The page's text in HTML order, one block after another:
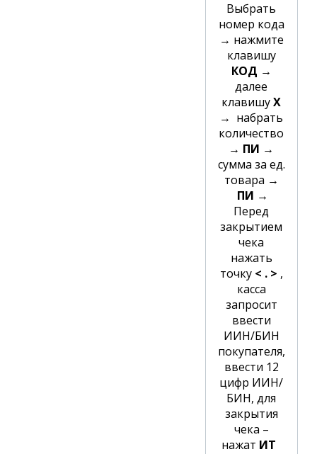
Выбрать
номер кода
→ нажмите
клавишу
КОД →
далее
клавишуХ
→ набрать
количество
→ ПИ →
сумма за ед.
товара →
ПИ →
Перед
закрытием
чека
нажать
точку < . > ,
касса
запросит
ввести
ИИН/БИН
покупателя,
ввести 12
цифр ИИН/
БИН, для
закрытия
чека –
нажат ИТ